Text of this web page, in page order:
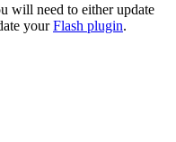
will need to either update
yourFlash plugin.